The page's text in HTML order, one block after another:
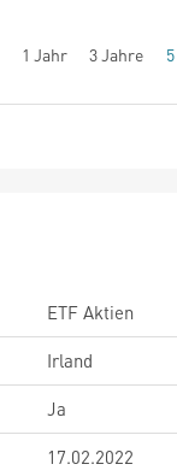
1 Jahr 3 Jahre
ETF Aktien
Irland
Ja
17.02.2022